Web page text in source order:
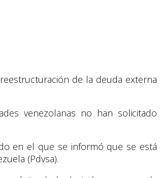
de la deuda externa
venezolanas no han solicitado
en el que se informó que se está
(Pdvsa).